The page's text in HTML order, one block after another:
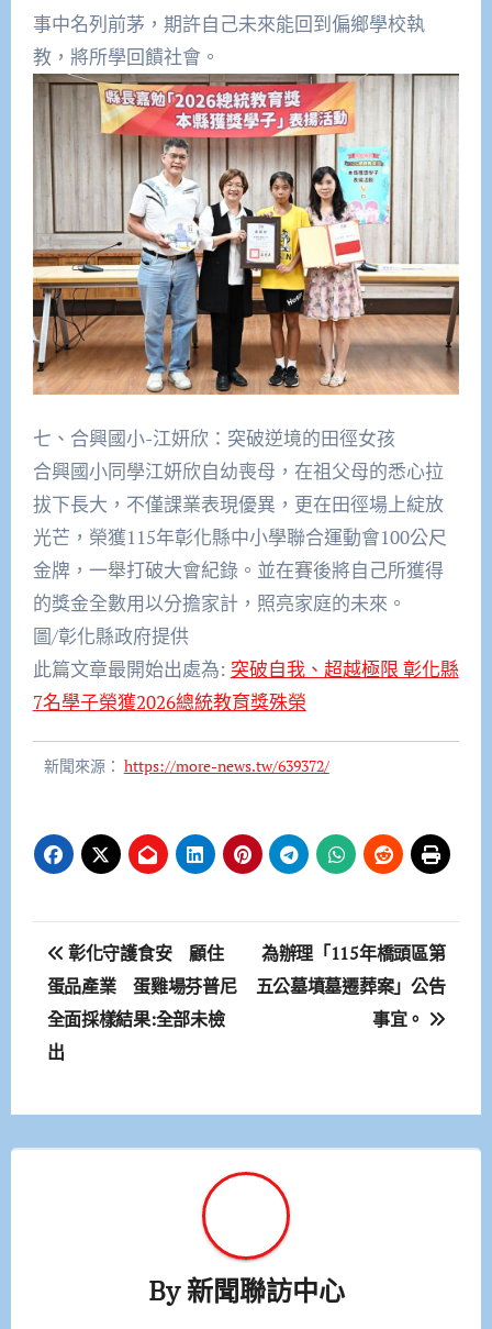
事中名列前茅，期許自己未來能回到偏鄉學校執
教，將所學回饋社會。
七、合興國小-江妍欣：突破逆境的田徑女孩
合興國小同學江妍欣自幼喪母，在祖父母的悉心拉
拔下長大，不僅課業表現優異，更在田徑場上綻放
光芒，榮獲115年彰化縣中小學聯合運動會100公尺
金牌，一舉打破大會紀錄。並在賽後將自己所獲得
的獎金全數用以分擔家計，照亮家庭的未來。
圖/彰化縣政府提供
此篇文章最開始出處為: 突破自我、超越極限 彰化縣
7名學子榮獲2026總統教育獎殊榮
新聞來源： https://more-news.tw/639372/
文
章
導
彰化守護食安 顧住
蛋品產業 蛋雞場芬普尼
全面採樣結果:全部未檢
出
為辦理「115年橋頭區第
五公墓墳墓遷葬案」公告
事宜。
By新聞聯訪中心